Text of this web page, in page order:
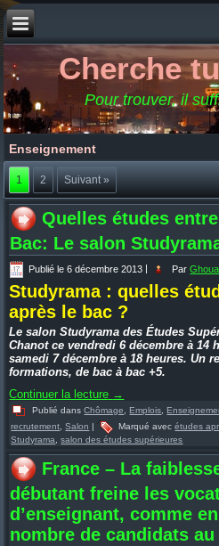
Cherche
Pour trouver, il
Enseignement
1 2 Suivant »
Quelles études
Bac: Le salon
Publié le 6 décembre 2013 Par
Studyrama : quelles
après le bac ?
Le salon Studyrama des Études
Chanot ce vendredi 6 décembre à 14
samedi 7 décembre à 18 heures. Un
formations, de bac à bac +5.
Continuer la lecture →
Publié dans Chômage Emplois
recrutement ,Salon | Marqué avec études
Studyrama,salon des études supérieures
France – La
débutant freine les
d’enseignant, comme
nombre de candidats